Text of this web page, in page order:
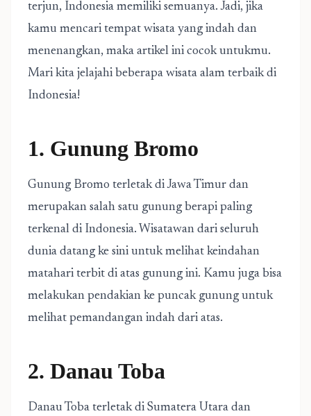
terjun, Indonesia memiliki semuanya. Jadi, jika
kamu mencari tempat wisata yang indah dan
menenangkan, maka artikel ini cocok untukmu.
Mari kita jelajahi beberapa wisata alam terbaik di
Indonesia!
1. Gunung Bromo
Gunung Bromo terletak di Jawa Timur dan
merupakan salah satu gunung berapi paling
terkenal di Indonesia. Wisatawan dari seluruh
dunia datang ke sini untuk melihat keindahan
matahari terbit di atas gunung ini. Kamu juga bisa
melakukan pendakian ke puncak gunung untuk
melihat pemandangan indah dari atas.
2. Danau Toba
Danau Toba terletak di Sumatera Utara dan